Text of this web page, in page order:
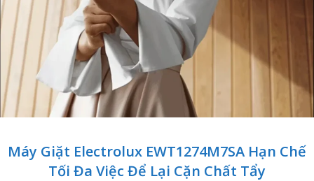
Máy Giặt Electrolux EWT1274M7SA Hạn Chế
Tối Đa Việc Để Lại Cặn Chất Tẩy